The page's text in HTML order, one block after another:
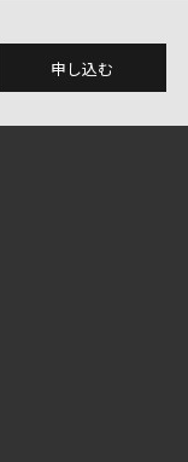
申し込む